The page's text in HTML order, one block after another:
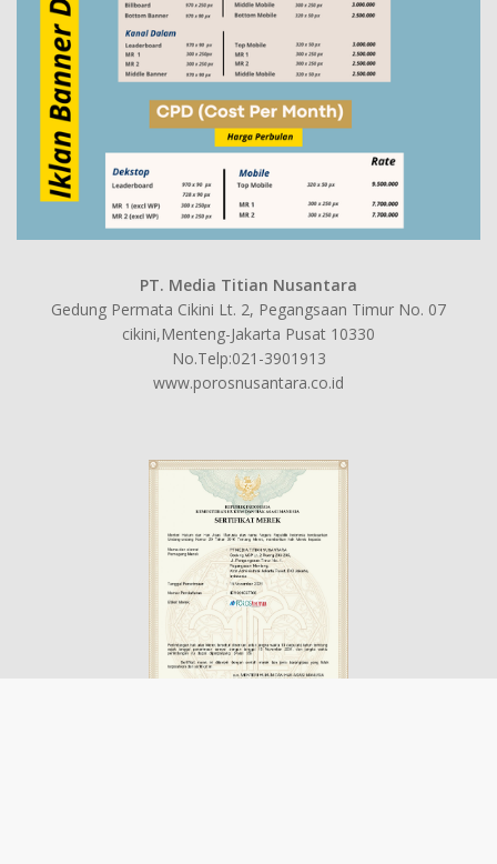
PT. Media Titian Nusantara
Gedung Permata Cikini Lt. 2, Pegangsaan Timur No. 07
cikini,Menteng-Jakarta Pusat 10330
No.Telp:021-3901913
www.porosnusantara.co.id